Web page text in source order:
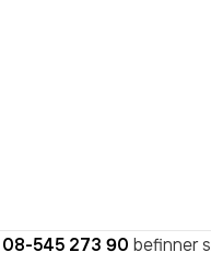
08-545 273 90 befinner